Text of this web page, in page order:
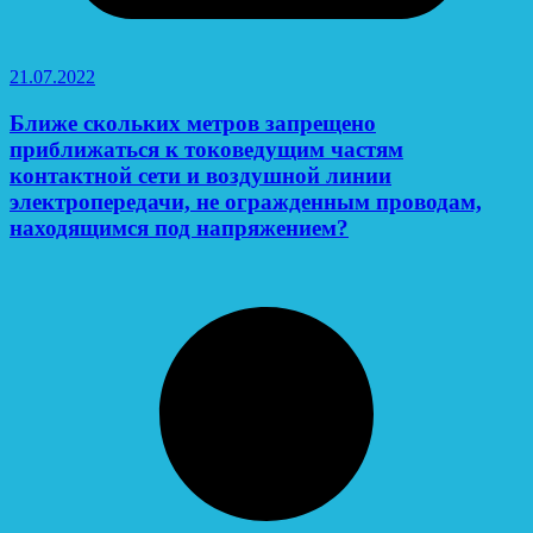
21.07.2022
Ближе скольких метров запрещено
приближаться к токоведущим частям
контактной сети и воздушной линии
электропередачи, не огражденным проводам,
находящимся под напряжением?